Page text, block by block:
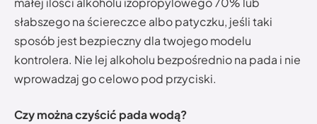
słabszego na ściereczce albo patyczku, jeśli taki
sposób jest bezpieczny dla twojego modelu
kontrolera. Nie lej alkoholu bezpośrednio na pada i nie
wprowadzaj go celowo pod przyciski.
Czy można czyścić pada wodą?